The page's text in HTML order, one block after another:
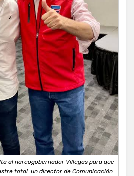
al narcogobernador Villegas para que
total: un director de Comunicación